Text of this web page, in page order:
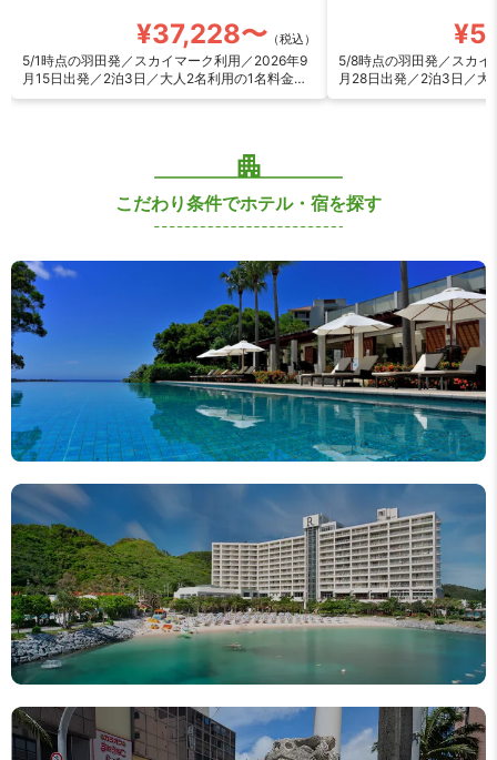
¥37,228〜 （税込）
5/1時点の羽田発／スカイマーク利用／2026年9
月15日出発／2泊3日／大人2名利用の1名料金を
算出
5/8時点の羽田発／スカ
月28日出発／2泊3日／大
算出
こだわり条件でホテル・宿を探す
プール付きホテル
ビーチ近くのホテル